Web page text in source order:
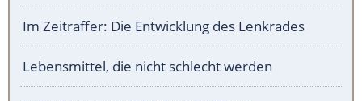
Im Zeitraffer: Die Entwicklung des Lenkrades
Lebensmittel, die nicht schlecht werden